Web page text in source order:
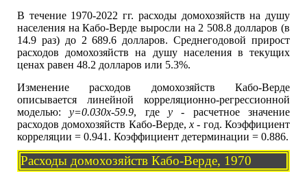
В течение 1970-2022 гг. расходы домохозяйств на душу
населения на Кабо-Верде выросли на 2 508.8 долларов (в
14.9 раз) до 2 689.6 долларов. Среднегодовой прирост
расходов домохозяйств на душу населения в текущих
ценах равен 48.2 долларов или 5.3%.
Изменение расходов домохозяйств Кабо-Верде
описывается линейной корреляционно-регрессионной
моделью:y=0.030x-59.9, гдеy - расчетное значение
расходов домохозяйств Кабо-Верде, x - год. Коэффициент
корреляции = 0.941. Коэффициент детерминации = 0.886.
Расходы домохозяйств Кабо-Верде, 1970